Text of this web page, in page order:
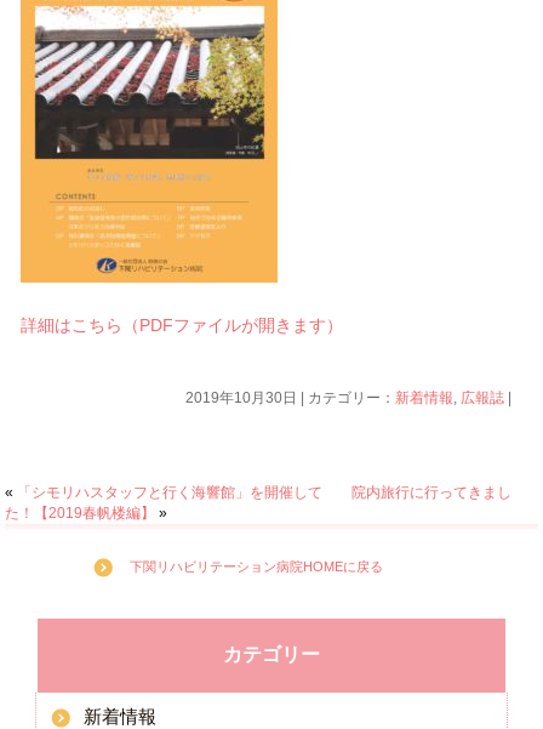
詳細はこちら（PDFファイルが開きます）
2019年10月30日 | カテゴリー： 新着情報, 広報誌
« 「シモリハスタッフと行く海響館」を開催して
院内旅行に行ってきまし
た！【2019春帆楼編】
»
下関リハビリテーション病院HOMEに戻る
カテゴリー
新着情報